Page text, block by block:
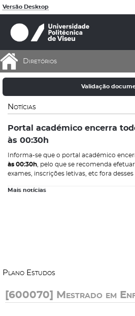
Versão Desktop
Diretórios
Validação
Notícias
Portal académico encerra
às 00:30h
Informa-se que o portal académico
às 00:30h , pelo que se recomenda
exames, inscrições letivas, etc fora desses
Mais notícias
Plano Estudos